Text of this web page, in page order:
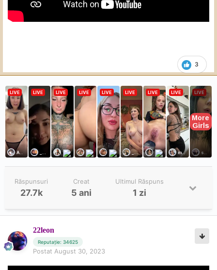
3
Răspunsuri
27.7k
Creat
5 ani
Ultimul Răspuns
1 zi
22leon
Reputație: 34625
Postat August 30, 2023